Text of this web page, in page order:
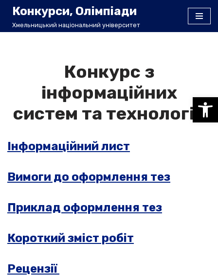
Перейти
Конкурси, Олімпіади
Хмельницький національний університет
Конкурс з
інформаційних
систем та технологій
Інформаційний лист
Вимоги до оформлення тез
Приклад оформлення тез
Короткий зміст робіт
Рецензії